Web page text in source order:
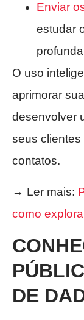
Enviar
estudar
O uso
aprimorar
desenvolver
seus
contatos.
→ Ler mais:
como
DE